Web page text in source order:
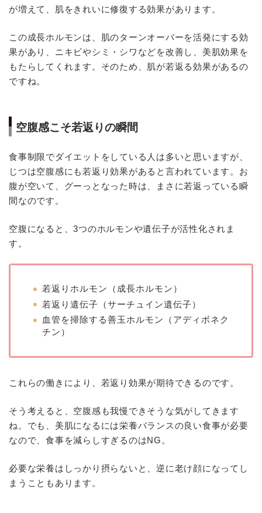
が増えて、肌をきれいに修復する効果があります。
この成長ホルモンは、肌のターンオーバーを活発にする効
果があり、ニキビやシミ・シワなどを改善し、美肌効果を
もたらしてくれます。そのため、肌が若返る効果があるの
ですね。
空腹感こそ若返りの瞬間
食事制限でダイエットをしている人は多いと思いますが、
じつは空腹感にも若返り効果があると言われています。お
腹が空いて、グーっとなった時は、まさに若返っている瞬
間なのです。
空腹になると、3つのホルモンや遺伝子が活性化されま
す。
若返りホルモン（成長ホルモン）
若返り遺伝子（サーチュイン遺伝子）
血管を掃除する善玉ホルモン（アディボネク
チン）
これらの働きにより、若返り効果が期待できるのです。
そう考えると、空腹感も我慢できそうな気がしてきます
ね。でも、美肌になるには栄養バランスの良い食事が必要
なので、食事を減らしすぎるのはNG。
必要な栄養はしっかり摂らないと、逆に老け顔になってし
まうこともあります。